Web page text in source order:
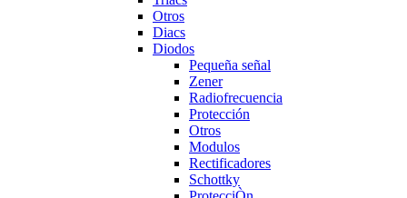
Otros
Diacs
Diodos
Pequeña señal
Zener
Radiofrecuencia
Protección
Otros
Modulos
Rectificadores
Schottky